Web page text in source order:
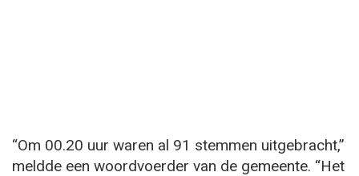
“Om 00.20 uur waren al 91 stemmen uitgebracht,”
meldde een woordvoerder van de gemeente. “Het